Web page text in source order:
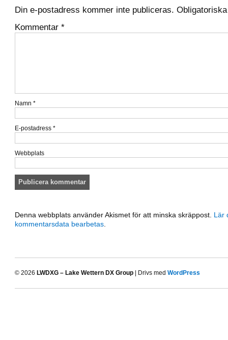
Din e-postadress kommer inte publiceras.
Kommentar *
Namn *
E-postadress *
Webbplats
Denna webbplats använder Akismet för att minska skräppost. Lär
kommentarsdata bearbetas
© 2026 LWDXG – Lake Wettern DX Group | Drivs med WordPress